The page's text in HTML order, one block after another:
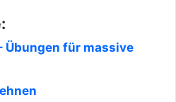
Übungen für massive